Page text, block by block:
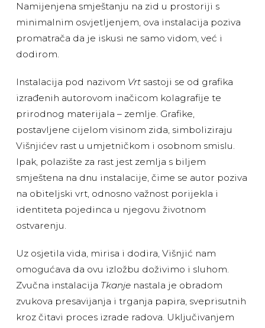
Namijenjena smještanju na zid u prostoriji s
minimalnim osvjetljenjem, ova instalacija poziva
promatrača da je iskusi ne samo vidom, već i
dodirom.
Instalacija pod nazivom Vrtsastoji se od grafika
izrađenih autorovom inačicom kolagrafije te
prirodnog materijala – zemlje. Grafike,
postavljene cijelom visinom zida, simboliziraju
Višnjićev rast u umjetničkom i osobnom smislu.
Ipak, polazište za rast jest zemlja s biljem
smještena na dnu instalacije, čime se autor poziva
na obiteljski vrt, odnosno važnost porijekla i
identiteta pojedinca u njegovu životnom
ostvarenju.
Uz osjetila vida, mirisa i dodira, Višnjić nam
omogućava da ovu izložbu doživimo i sluhom.
Zvučna instalacija Tkanje nastala je obradom
zvukova presavijanja i trganja papira, sveprisutnih
kroz čitavi proces izrade radova. Uključivanjem